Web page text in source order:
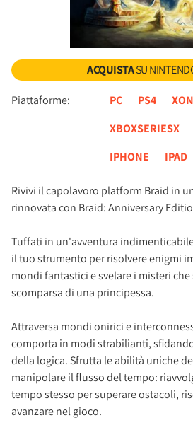
ACQUISTASU
Piattaforme: PC PS4
XBOXSERIESX
IPHONE
IPAD
Rivivi il capolavoro platform Braid in
rinnovata con Braid: Anniversary
Tuffati in un'avventura
il tuo strumento per risolvere enigmi
mondi fantastici e svelare i misteri
scomparsa di una principessa.
Attraversa mondi onirici e
comporta in modi strabilianti,
della logica. Sfrutta le abilità uniche
manipolare il flusso del tempo:
tempo stesso per superare ostacoli,
avanzare nel gioco.